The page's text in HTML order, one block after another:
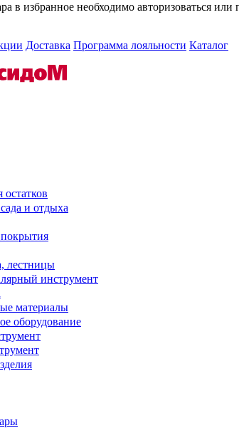
в избранное необходимо авторизоваться
Доставка Программа лояльности Каталог
и отдыха
лестницы
инструмент
материалы
оборудование